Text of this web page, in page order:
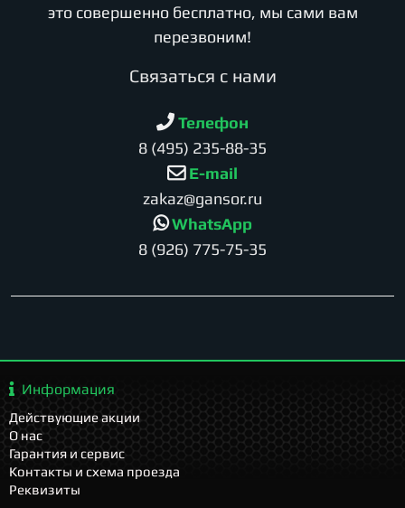
это совершенно бесплатно, мы сами вам
перезвоним!
Cвязаться с нами
Телефон
8 (495) 235-88-35
E-mail
zakaz@gansor.ru
WhatsApp
8 (926) 775-75-35
Информация
Действующие акции
О нас
Гарантия и сервис
Контакты и схема проезда
Реквизиты